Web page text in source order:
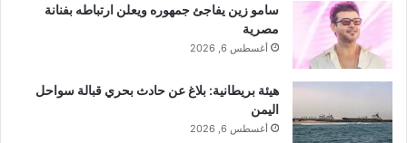
سامو زين يفاجئ جمهوره ويعلن ارتباطه بفنانة
مصرية
أغسطس 6, 2026
هيئة بريطانية: بلاغ عن حادث بحري قبالة سواحل
اليمن
أغسطس 6, 2026